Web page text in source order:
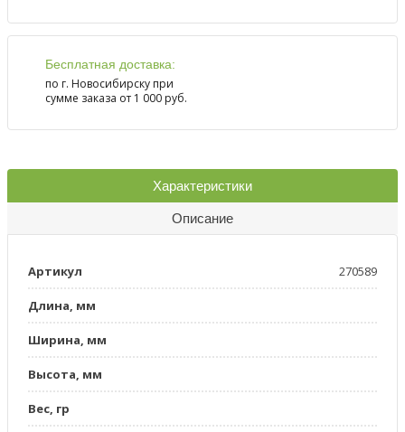
Бесплатная доставка:
по г. Новосибирску при
сумме заказа от 1 000 руб.
Характеристики
Описание
Артикул 270589
Длина, мм
Ширина, мм
Высота, мм
Вес, гр